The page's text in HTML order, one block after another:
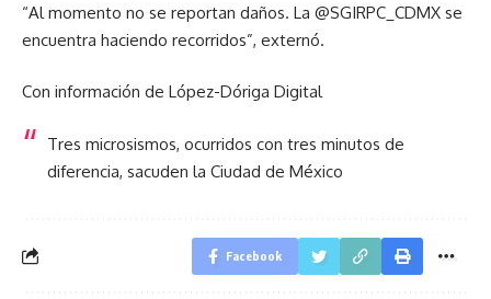
“Al momento no se reportan daños. La @SGIRPC_CDMX se
encuentra haciendo recorridos”, externó.
Con información de López-Dóriga Digital
Tres microsismos, ocurridos con tres minutos de
diferencia, sacuden la Ciudad de México
Facebook